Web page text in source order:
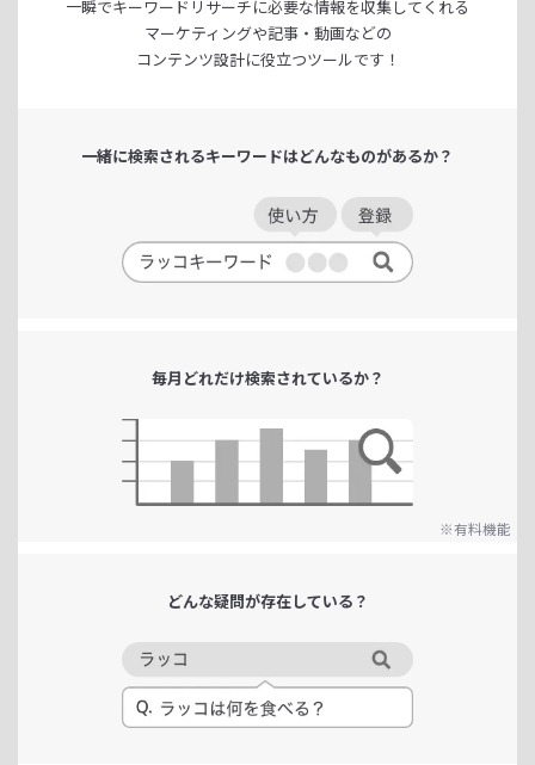
一瞬でキーワードリサーチに必要な情報を収集してくれる
マーケティングや記事・動画などの
コンテンツ設計に役立つツールです！
一緒に検索されるキーワードはどんなものがあるか？
毎月どれだけ検索されているか？
※有料機能
どんな疑問が存在している？